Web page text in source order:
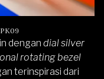
dengan dial silver
rotating bezel
terinspirasi dari